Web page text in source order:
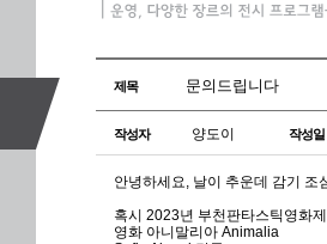
제목 문의드립니다
작성자 양도이 작성일
안녕하세요, 날이 추운데 감기 조
혹시 2023년 부천판타스틱영화
영화 아니말리아 Animalia